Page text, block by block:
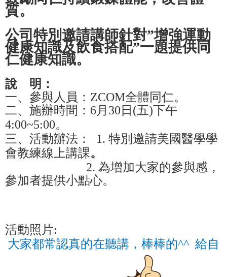
質。
公司特別邀請講師針對”增強運動
健康知識及飲食搭配”一題提供同
仁健康知識。
說 明：
一、 參與人員：ZCOM全體同仁。
二、 施辦時間：6月30日(五)下午
4:00~5:00。
三、活動辦法： 1. 特別邀請美國醫學學
會教練線上講課。
2. 為增加大家的參與感，
參加者提供小點心。
活動照片:
大家都常認真的在聽講，棒棒的^^ 給自